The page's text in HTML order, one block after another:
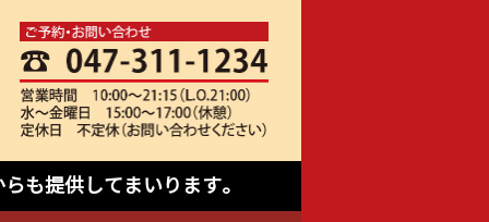
も提供してまいります。